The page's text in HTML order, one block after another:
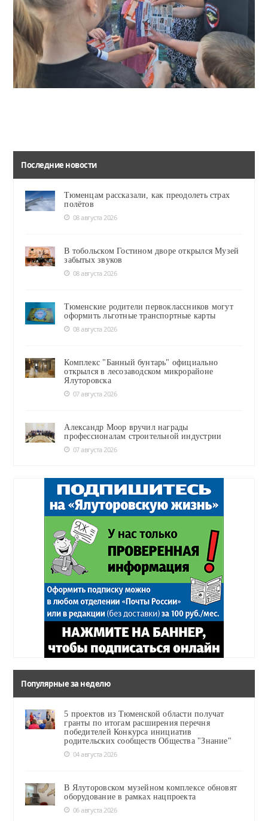
Последние новости
Тюменцам рассказали, как преодолеть страх
полётов
08 августа 2026
В тобольском Гостином дворе открылся Музей
забытых звуков
08 августа 2026
Тюменские родители первоклассников могут
оформить льготные транспортные карты
08 августа 2026
Комплекс "Банный бунтарь" официально
открылся в лесозаводском микрорайоне
Ялуторовска
07 августа 2026
Александр Моор вручил награды
профессионалам строительной индустрии
07 августа 2026
Популярные за неделю
5 проектов из Тюменской области получат
гранты по итогам расширения перечня
победителей Конкурса инициатив
родительских сообществ Общества "Знание"
04 августа 2026
В Ялуторовском музейном комплексе обновят
оборудование в рамках нацпроекта
06 августа 2026